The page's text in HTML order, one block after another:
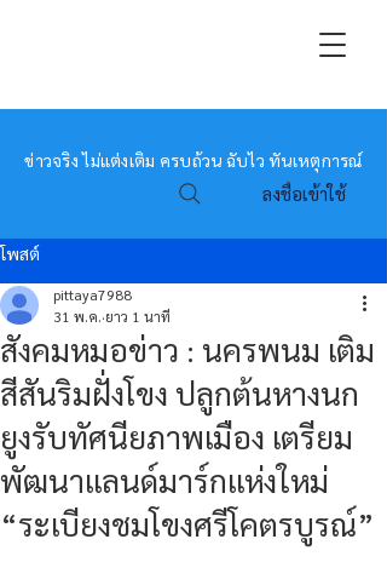
หมอข่าว
ข่าวจริง ไม่แต่งเติม ครบถ้วน ฉับไว ทันเหตุการณ์
ลงชื่อเข้าใช้
โพสต์
สังคมหมอข่าว : นครพนม เติม
สีสันริมฝั่งโขง ปลูกต้นหางนก
ยูงรับทัศนียภาพเมือง เตรียม
พัฒนาแลนด์มาร์กแห่งใหม่
“ระเบียงชมโขงศรีโคตรบูรณ์”
pittaya7988
31 พ.ค. ยาว 1 นาที